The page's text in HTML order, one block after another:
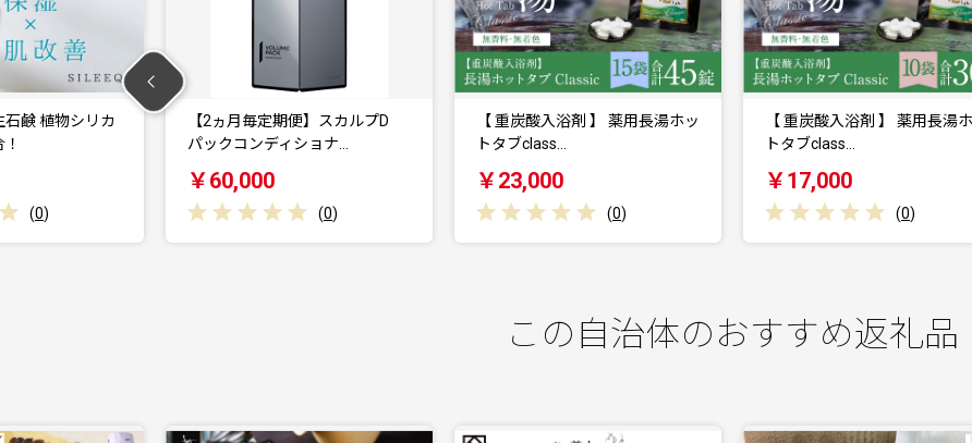
便】スカルプD
ショナ…
(
【 重炭酸入浴剤 】 薬用長湯ホッ
トタブclass…
￥23,000
(
【 重炭酸入浴剤 】 薬用長湯ホッ
トタブclass…
￥17,000
(
【 重炭酸入浴剤 】 薬用長湯
トタブclass…
￥8,000
(
この自治体のおすすめ返礼品